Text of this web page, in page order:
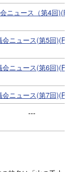
ニュース（第4回
会ニュース(第5回
会ニュース(第6回
会ニュース(第7回
---